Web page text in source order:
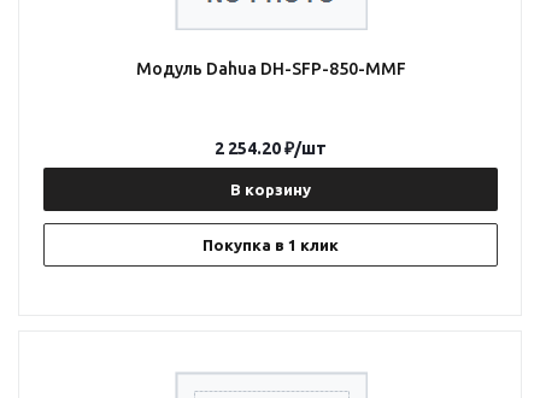
Модуль Dahua DH-SFP-850-MMF
В корзину
Покупка в 1 клик
2 254.20₽/шт